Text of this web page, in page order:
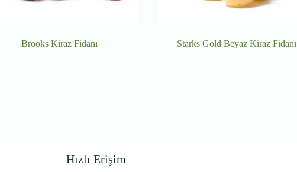
Brooks Kiraz Fidanı Starks Gold Beyaz Kiraz Fidanı
Hızlı Erişim